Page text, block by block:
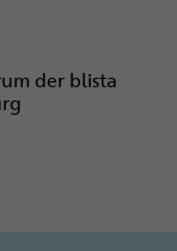
der blista